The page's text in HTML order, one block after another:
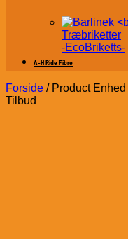
Træbriketter
-EcoBriketts-
A-H Ride Fibre
Forside /Product Enhed
Tilbud